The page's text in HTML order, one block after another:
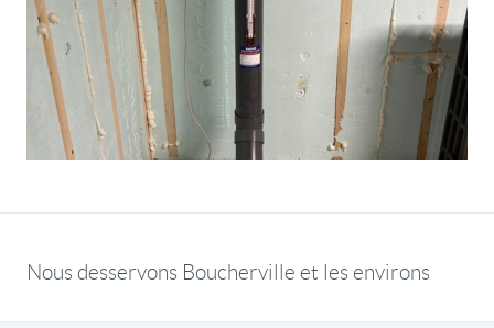
Nous desservons Boucherville et les environs